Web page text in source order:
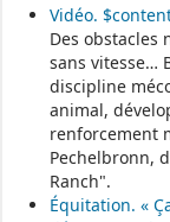
pendant et
Pour accéder au
Vidéo.
Des
sans vitesse…
discipline
animal,
renforcement
Pechelbronn,
Ranch".
Équitation. «